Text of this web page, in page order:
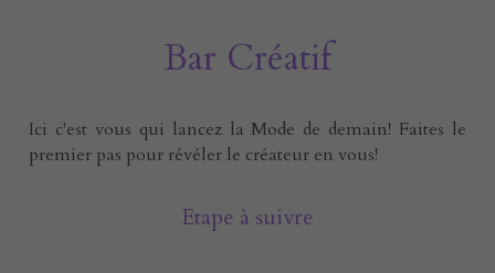
Bar Créatif
Ici c'est vous qui lancez la Mode de demain! Faites le
premier pas pour révéler le créateur en vous!
Etape à suivre